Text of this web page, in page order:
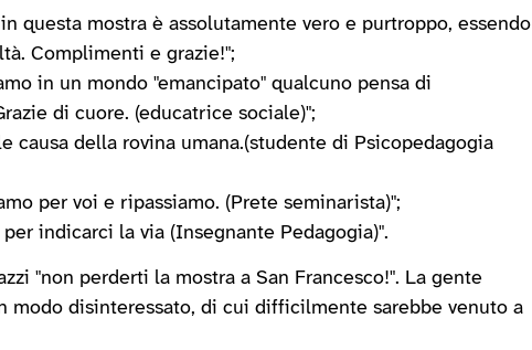
questa mostra è assolutamente vero e purtroppo, essendo
Complimenti e grazie!";
in un mondo "emancipato" qualcuno pensa di
di cuore. (educatrice sociale)";
causa della rovina umana.(studente di Psicopedagogia
per voi e ripassiamo. (Prete seminarista)";
indicarci la via (Insegnante Pedagogia)".
"non perderti la mostra a San Francesco!". La gente
modo disinteressato, di cui difficilmente sarebbe venuto a